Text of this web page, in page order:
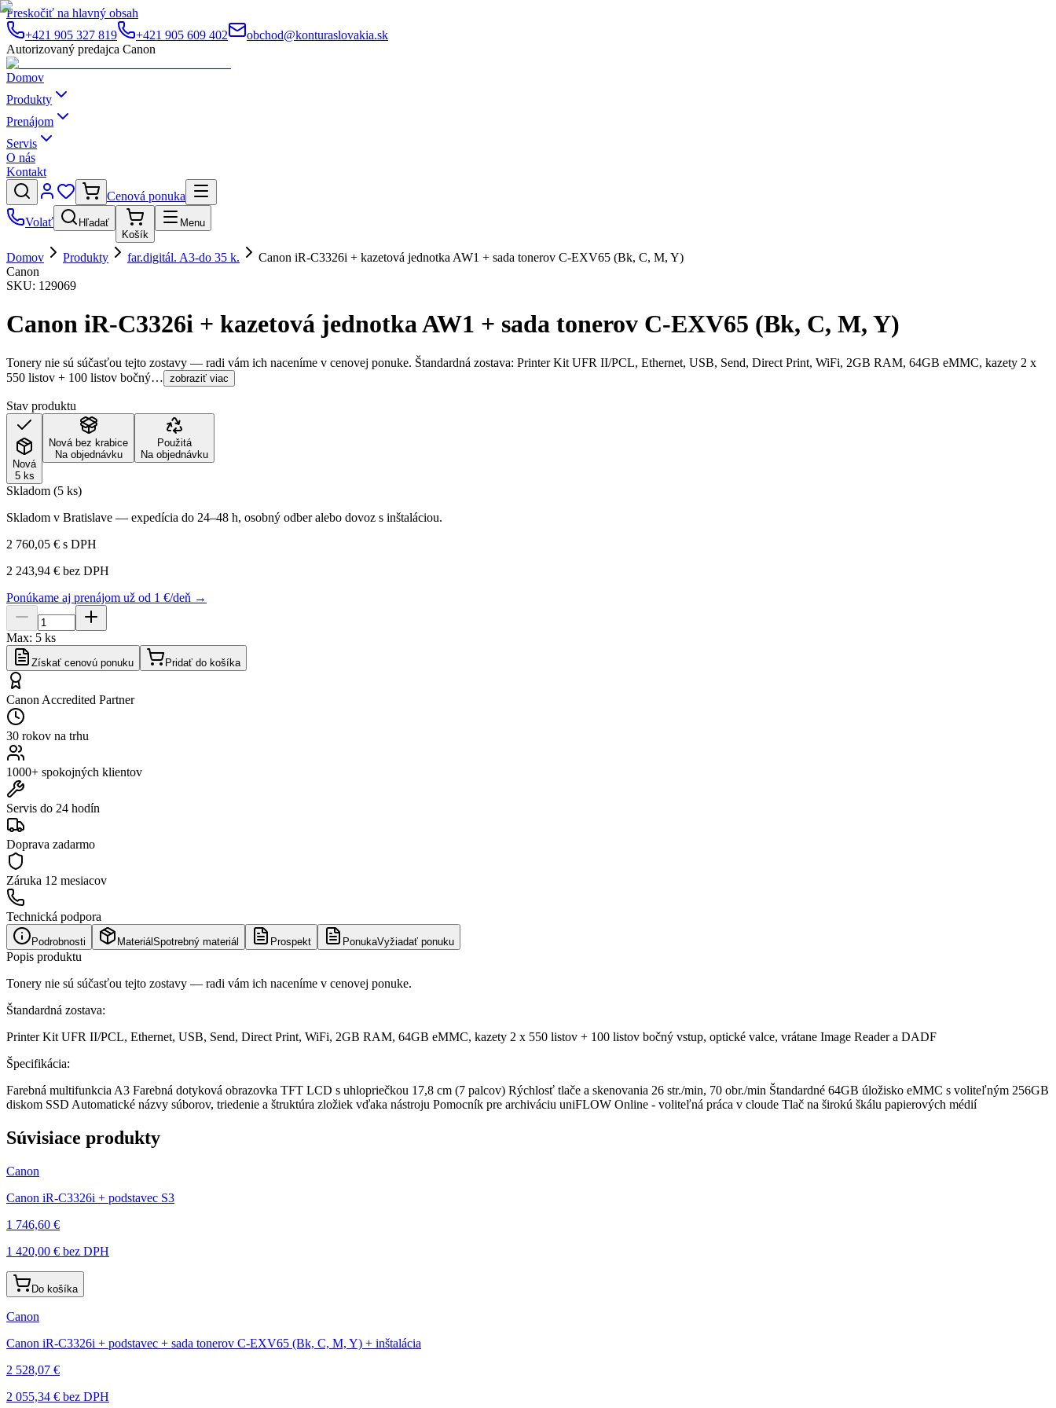
Preskočiť na hlavný obsah
+421 905 327 819
+421 905 609 402
obchod@konturaslovakia.sk
Autorizovaný predajca Canon
Domov
Produkty
Prenájom
Servis
O nás
Kontakt
Cenová ponuka
Volať
Hľadať
Košík
Menu
Domov Produkty far.digitál. A3-do 35 k.
Canon iR-C3326i + kazetová jednotka AW1 + sada tonerov C-EXV65 (Bk, C, M, Y)
Canon
SKU: 129069
Canon iR-C3326i + kazetová jednotka AW1 + sada tonerov C-EXV65 (Bk, C, M, Y)
Tonery nie sú súčasťou tejto zostavy — radi vám ich naceníme v cenovej ponuke. Štandardná zostava: Printer Kit UFR II/PCL, Ethernet, USB, Send, Direct Print, WiFi, 2GB RAM, 64GB eMMC, kazety 2 x
550 listov + 100 listov bočný… zobraziť viac
Stav produktu
Nová
5 ks
Nová bez krabice
Na objednávku
Použitá
Na objednávku
Skladom (5 ks)
Skladom v Bratislave — expedícia do 24–48 h, osobný odber alebo dovoz s inštaláciou.
2 760,05 € s DPH
2 243,94 € bez DPH
Ponúkame aj prenájom už od 1 €/deň →
Max: 5 ks
Získať cenovú ponuku Pridať do košíka
Canon Accredited Partner
30 rokov na trhu
1000+ spokojných klientov
Servis do 24 hodín
Doprava zadarmo
Záruka 12 mesiacov
Technická podpora
Podrobnosti Materiál Spotrebný materiál Prospekt PonukaVyžiadať ponuku
Popis produktu
Tonery nie sú súčasťou tejto zostavy — radi vám ich naceníme v cenovej ponuke.
Štandardná zostava:
Printer Kit UFR II/PCL, Ethernet, USB, Send, Direct Print, WiFi, 2GB RAM, 64GB eMMC, kazety 2 x 550 listov + 100 listov bočný vstup, optické valce, vrátane Image Reader a DADF
Špecifikácia:
Farebná multifunkcia A3 Farebná dotyková obrazovka TFT LCD s uhlopriečkou 17,8 cm (7 palcov) Rýchlosť tlače a skenovania 26 str./min, 70 obr./min Štandardné 64GB úložisko eMMC s voliteľným 256GB
diskom SSD Automatické názvy súborov, triedenie a štruktúra zložiek vďaka nástroju Pomocník pre archiváciu uniFLOW Online - voliteľná práca v cloude Tlač na širokú škálu papierových médií
Súvisiace produkty
Canon
Canon iR-C3326i + podstavec S3
1 746,60 €
1 420,00 € bez DPH
Do košíka
Canon
Canon iR-C3326i + podstavec + sada tonerov C-EXV65 (Bk, C, M, Y) + inštalácia
2 528,07 €
2 055,34 € bez DPH